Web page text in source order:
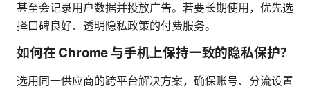
甚至会记录用户数据并投放广告。若要长期使用，优先选
择口碑良好、透明隐私政策的付费服务。
如何在 Chrome 与手机上保持一致的隐私保护？
选用同一供应商的跨平台解决方案，确保账号、分流设置